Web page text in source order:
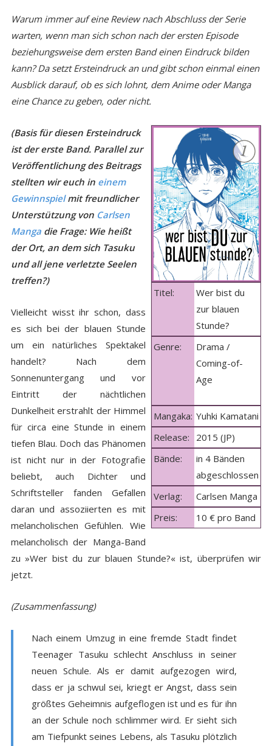
Warum immer auf eine Review nach Abschluss der Serie
warten, wenn man sich schon nach der ersten Episode
beziehungsweise dem ersten Band einen Eindruck bilden
kann? Da setzt Ersteindruck an und gibt schon einmal einen
Ausblick darauf, ob es sich lohnt, dem Anime oder Manga
eine Chance zu geben, oder nicht.
Titel:
Wer bist du
zur blauen
Stunde?
Genre:
Drama /
Coming-of-
Age
Mangaka: Yuhki Kamatani
Release:
2015 (JP)
Bände:
in 4 Bänden
abgeschlossen
Verlag:
Carlsen Manga
Preis:
10 € pro Band
(Basis für diesen Ersteindruck
ist der erste Band. Parallel zur
Veröffentlichung des Beitrags
stellten wir euch in einem
Gewinnspielmit freundlicher
Unterstützung von Carlsen
Mangadie Frage: Wie heißt
der Ort, an dem sich Tasuku
und all jene verletzte Seelen
treffen?)
Vielleicht wisst ihr schon, dass
es sich bei der blauen Stunde
um ein natürliches Spektakel
handelt? Nach dem
Sonnenuntergang und vor
Eintritt der nächtlichen
Dunkelheit erstrahlt der Himmel
für circa eine Stunde in einem
tiefen Blau. Doch das Phänomen
ist nicht nur in der Fotografie
beliebt, auch Dichter und
Schriftsteller fanden Gefallen
daran und assoziierten es mit
melancholischen Gefühlen. Wie
melancholisch der Manga-Band
zu »Wer bist du zur blauen Stunde?« ist, überprüfen wir
jetzt.
(Zusammenfassung)
Nach einem Umzug in eine fremde Stadt findet
Teenager Tasuku schlecht Anschluss in seiner
neuen Schule. Als er damit aufgezogen wird,
dass er ja schwul sei, kriegt er Angst, dass sein
größtes Geheimnis aufgeflogen ist und es für ihn
an der Schule noch schlimmer wird. Er sieht sich
am Tiefpunkt seines Lebens, als Tasuku plötzlich